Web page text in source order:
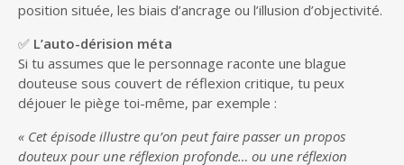
position située, les biais d’ancrage ou l’illusion d’objectivité.
✅ L’auto-dérision méta
Si tu assumes que le personnage raconte une blague
douteuse sous couvert de réflexion critique, tu peux
déjouer le piège toi-même, par exemple :
« Cet épisode illustre qu’on peut faire passer un propos
douteux pour une réflexion profonde… ou une réflexion